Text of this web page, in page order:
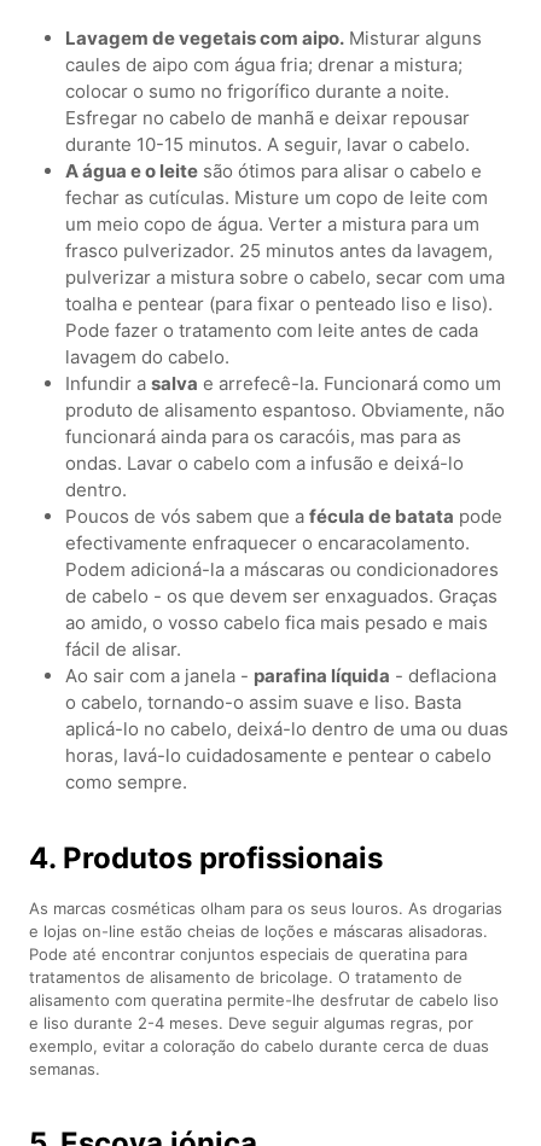
Lavagem de vegetais com aipo. Misturar alguns
caules de aipo com água fria; drenar a mistura;
colocar o sumo no frigorífico durante a noite.
Esfregar no cabelo de manhã e deixar repousar
durante 10-15 minutos. A seguir, lavar o cabelo.
A água e o leite são ótimos para alisar o cabelo e
fechar as cutículas. Misture um copo de leite com
um meio copo de água. Verter a mistura para um
frasco pulverizador. 25 minutos antes da lavagem,
pulverizar a mistura sobre o cabelo, secar com uma
toalha e pentear (para fixar o penteado liso e liso).
Pode fazer o tratamento com leite antes de cada
lavagem do cabelo.
Infundir asalva e arrefecê-la. Funcionará como um
produto de alisamento espantoso. Obviamente, não
funcionará ainda para os caracóis, mas para as
ondas. Lavar o cabelo com a infusão e deixá-lo
dentro.
Poucos de vós sabem que afécula de batata pode
efectivamente enfraquecer o encaracolamento.
Podem adicioná-la a máscaras ou condicionadores
de cabelo - os que devem ser enxaguados. Graças
ao amido, o vosso cabelo fica mais pesado e mais
fácil de alisar.
Ao sair com a janela - parafina líquida - deflaciona
o cabelo, tornando-o assim suave e liso. Basta
aplicá-lo no cabelo, deixá-lo dentro de uma ou duas
horas, lavá-lo cuidadosamente e pentear o cabelo
como sempre.
4. Produtos profissionais
As marcas cosméticas olham para os seus louros. As drogarias
e lojas on-line estão cheias de loções e máscaras alisadoras.
Pode até encontrar conjuntos especiais de queratina para
tratamentos de alisamento de bricolage. O tratamento de
alisamento com queratina permite-lhe desfrutar de cabelo liso
e liso durante 2-4 meses. Deve seguir algumas regras, por
exemplo, evitar a coloração do cabelo durante cerca de duas
semanas.